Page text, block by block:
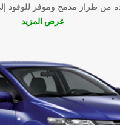
من طراز مدمج وموفر للوقود
عرض المزيد